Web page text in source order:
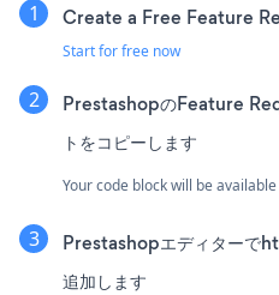
Create a Free Feature
Start for free now
PrestashopのFeature
トをコピーします
Your code block will be
Prestashopエディターで
追加します